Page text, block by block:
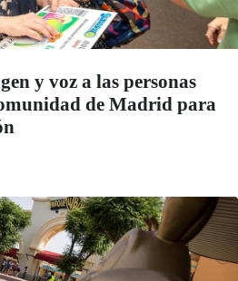
y voz a las personas
de Madrid para